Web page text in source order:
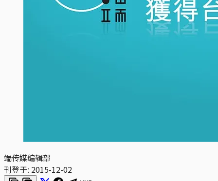
端传媒编辑部
刊登于: 2015-12-02